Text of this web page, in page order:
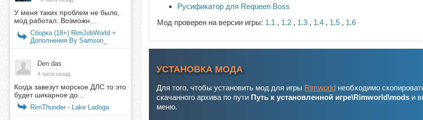
Русификатор для Requeen Boss
Мод проверен на версии игры: 1.1 , 1.2 , 1.3 , 1.4 , 1.5 , 1.6
УСТАНОВКА МОДА
Для того, чтобы установить мод для игры Rimworld необходимо
скачанного архива по пути Путь к установленной игре\Rimworld\mods и
меню.
У меня таких проблем не было,
мод работал. Возможн...
Сборка (18+) RimJobWorld +
Дополнения By Samson_
Den das
4 часа назад
Когда завезут морское ДЛС то это
будет шикарное до...
RimThunder - Lake Ladoga